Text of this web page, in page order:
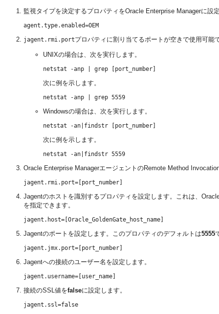
監視タイプを決定するプロパティをOracle Enterprise Managerに設
jagent.rmi.portプロパティに割り当てるポートが空きで使用可能
UNIXの場合は、次を実行します。
次に例を示します。
Windowsの場合は、次を実行します。
次に例を示します。
Oracle Enterprise ManagerエージェントのRemote Method
Jagentのホストを識別するプロパティを設定します。これは、
を指定できます。
Jagentのポートを設定します。このプロパティのデフォルトは5555
Jagentへの接続のユーザー名を設定します。
接続のSSL値をfalseに設定します。